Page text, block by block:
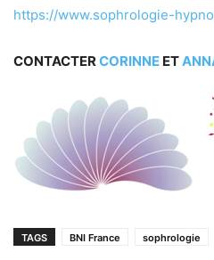
https://www.sophrologie-
CONTACTERCORINNE ET
TAGS BNI France sophrologie